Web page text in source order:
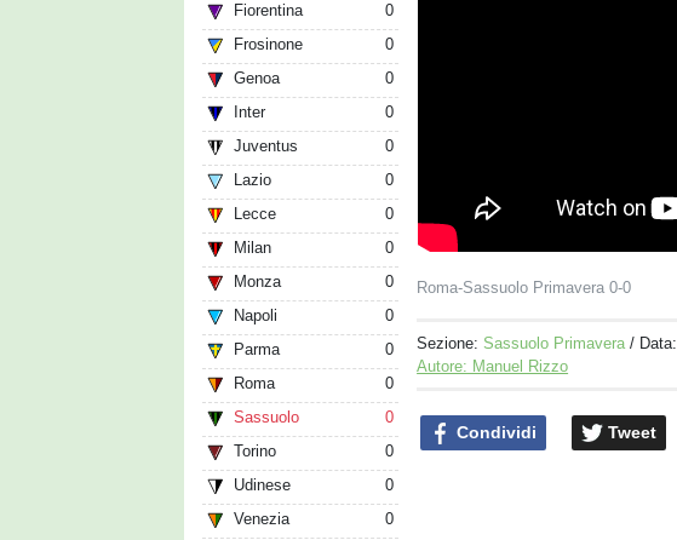
Fiorentina
0
Frosinone
0
Genoa
0
Inter
0
Juventus
0
Lazio
0
Lecce
0
Milan
0
Monza
0
Napoli
0
Parma
0
Roma
0
Sassuolo
0
Torino
0
Udinese
0
Venezia
0
Roma-Sassuolo Primavera 0-0
Sezione:Sassuolo Primavera / Data:
Autore: Manuel Rizzo
Condividi Tweet